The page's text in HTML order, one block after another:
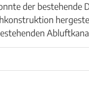
der bestehende